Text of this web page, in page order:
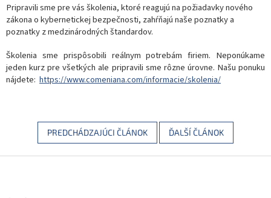
Pripravili sme pre vásškolenia, ktoré reagujú na požiadavky nového
zákona o kybernetickej bezpečnosti, zahŕňajú naše poznatky a
poznatky z medzinárodných štandardov.
Školenia sme prispôsobili reálnym potrebám firiem. Neponúkame
jeden kurz pre všetkých ale pripravili sme rôzne úrovne. Našu ponuku
nájdete: https://www.comeniana.com/informacie/skolenia/
PREDCHÁDZAJÚCI ČLÁNOK ĎALŠÍ ČLÁNOK